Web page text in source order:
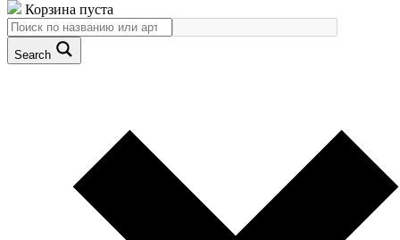
Корзина пуста
Search